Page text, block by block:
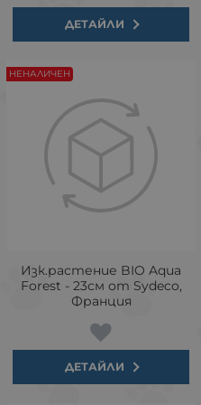
ДЕТАЙЛИ
Изк.растение BIO Aqua
Forest - 23см от Sydeco,
Франция
ДЕТАЙЛИ
НЕНАЛИЧЕН